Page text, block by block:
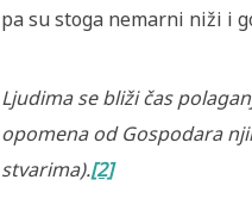
pa su stoga nemarni niži i
Ljudima se bliži čas
opomena od Gospodara
stvarima).[2]